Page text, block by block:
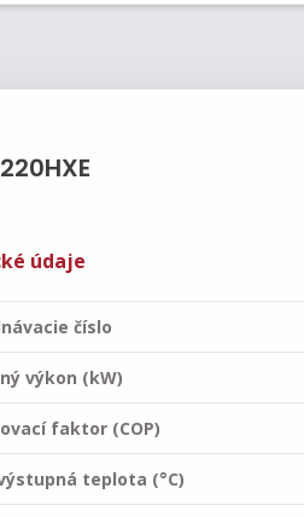
údaje
číslo
výkon (kW)
faktor (COP)
teplota (°C)